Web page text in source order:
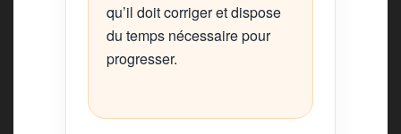
qu’il doit corriger et dispose
du temps nécessaire pour
progresser.